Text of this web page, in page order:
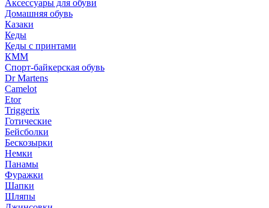
Аксессуары для обуви
Домашняя обувь
Казаки
Кеды
Кеды с принтами
КММ
Спорт-байкерская обувь
Dr Martens
Camelot
Etor
Triggerix
Готические
Бейсболки
Бескозырки
Немки
Панамы
Фуражки
Шапки
Шляпы